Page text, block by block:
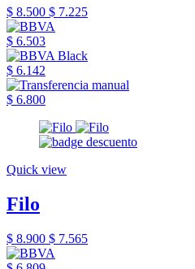
$ 8.500 $ 7.225
$ 6.503
$ 6.142
$ 6.800
Quick view
Filo
$ 8.900 $ 7.565